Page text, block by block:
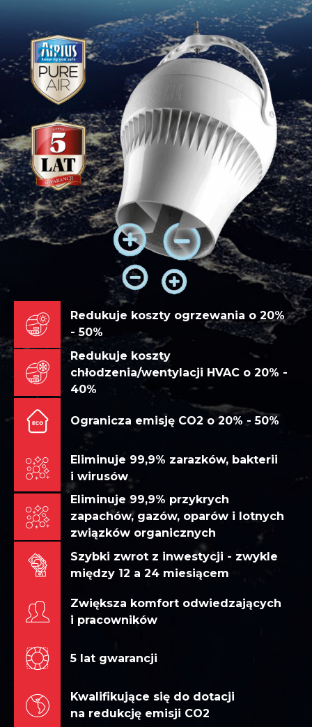
Redukuje koszty ogrzewania o20%
- 50%
Redukuje koszty
chłodzenia/wentylacji HVAC o20% -
40%
Ogranicza emisję CO2 o20% - 50%
Eliminuje 99,9% zarazków, bakterii
i wirusów
Eliminuje 99,9% przykrych
zapachów, gazów, oparów i lotnych
związków organicznych
Szybki zwrot z inwestycji - zwykle
między 12 a 24 miesiącem
Zwiększa komfort odwiedzających
i pracowników
5 lat gwarancji
Kwalifikujące się do dotacji
na redukcję emisji CO2